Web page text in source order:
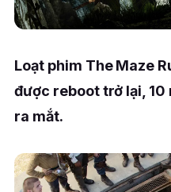
Loạt phim The Maze
được reboot trở lại, 10
ra mắt.